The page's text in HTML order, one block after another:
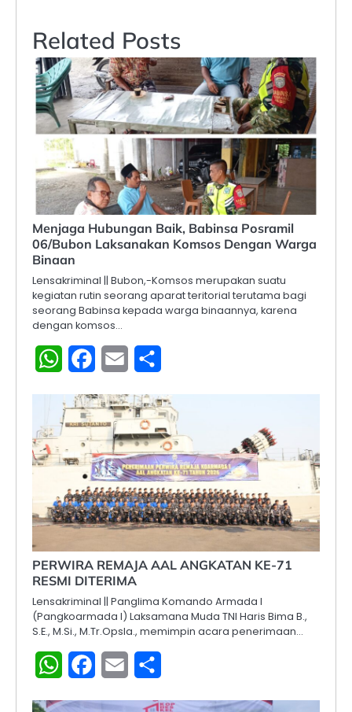
Related Posts
Menjaga Hubungan Baik, Babinsa Posramil
06/Bubon Laksanakan Komsos Dengan Warga
Binaan
Lensakriminal || Bubon,-Komsos merupakan suatu
kegiatan rutin seorang aparat teritorial terutama bagi
seorang Babinsa kepada warga binaannya, karena
dengan komsos…
WhatsAppFacebook
Email
PERWIRA REMAJA AAL ANGKATAN KE-71
RESMI DITERIMA
Lensakriminal || Panglima Komando Armada I
(Pangkoarmada I) Laksamana Muda TNI Haris Bima B.,
S.E., M.Si., M.Tr.Opsla., memimpin acara penerimaan…
WhatsAppFacebook
Email